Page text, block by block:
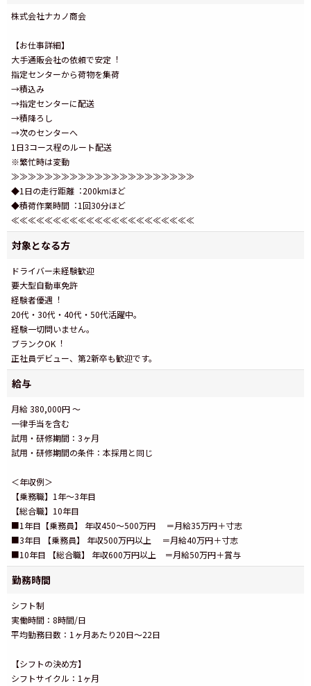
株式会社ナカノ商会
【お仕事詳細】
⼤⼿通販会社の依頼で安定︕
指定センターから荷物を集荷
→積込み
→指定センターに配送
→積降ろし
→次のセンターへ
1⽇3コース程のルート配送
※繁忙時は変動
≫≫≫≫≫≫≫≫≫≫≫≫≫≫≫≫≫≫≫≫≫≫
◆1⽇の⾛⾏距離︓200kmほど
◆積荷作業時間︓1回30分ほど
≪≪≪≪≪≪≪≪≪≪≪≪≪≪≪≪≪≪≪≪≪≪
対象となる方
ドライバー未経験歓迎
要⼤型⾃動⾞免許
経験者優遇︕
20代・30代・40代・50代活躍中。
経験⼀切問いません｡
ブランクOK︕
正社員デビュー、第2新卒も歓迎です。
給与
月給 380,000円 ～
一律手当を含む
試用・研修期間：3ヶ月
試用・研修期間の条件：本採用と同じ
＜年収例＞
【乗務職】1年～3年目
【総合職】10年目
■1年目【乗務員】 年収450～500万円 ＝月給35万円＋寸志
■3年目 【乗務員】 年収500万円以上 ＝月給40万円＋寸志
■10年目 【総合職】 年収600万円以上 ＝月給50万円＋賞与
勤務時間
シフト制
実働時間：8時間/日
平均勤務日数：1ヶ月あたり20日～22日
【シフトの決め方】
シフトサイクル：1ヶ月